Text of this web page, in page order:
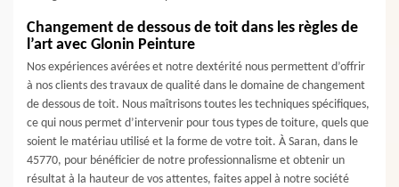
Changement de dessous de toit dans les règles de
l’art avec Glonin Peinture
Nos expériences avérées et notre dextérité nous permettent d’offrir
à nos clients des travaux de qualité dans le domaine de changement
de dessous de toit. Nous maîtrisons toutes les techniques spécifiques,
ce qui nous permet d’intervenir pour tous types de toiture, quels que
soient le matériau utilisé et la forme de votre toit. À Saran, dans le
45770, pour bénéficier de notre professionnalisme et obtenir un
résultat à la hauteur de vos attentes, faites appel à notre société